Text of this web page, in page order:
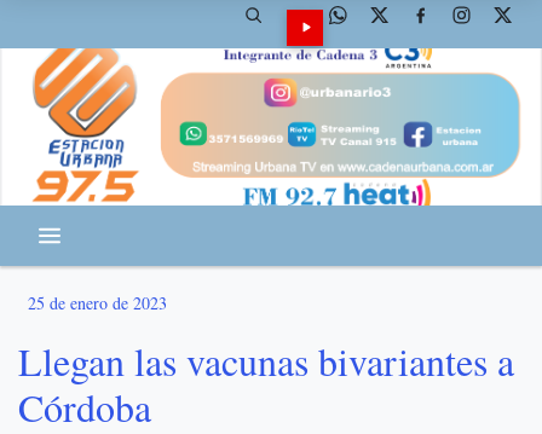
25 de enero de 2023
Llegan las vacunas bivariantes a
Córdoba